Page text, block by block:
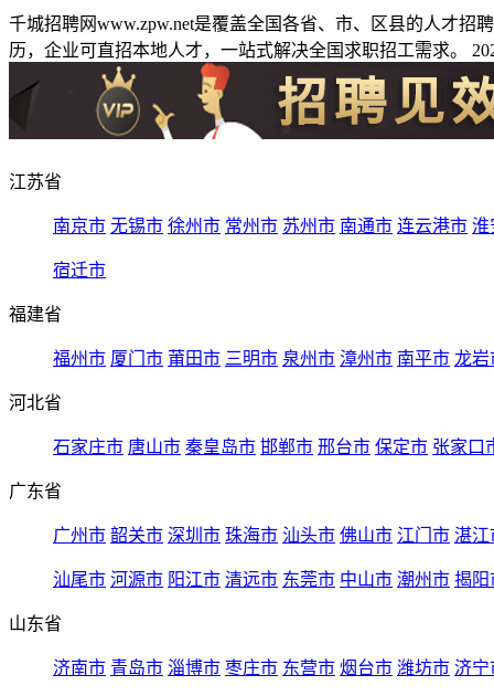
千城招聘网www.zpw.net是覆盖全国各省、市、区县的人才
历，企业可直招本地人才，一站式解决全国求职招工需求。
江苏省
南京市 无锡市 徐州市 常州市 苏州市 南通市 连云港市 淮
宿迁市
福建省
福州市 厦门市 莆田市 三明市 泉州市 漳州市 南平市 龙岩
河北省
石家庄市 唐山市 秦皇岛市 邯郸市 邢台市 保定市 张家口
广东省
广州市 韶关市 深圳市 珠海市 汕头市 佛山市 江门市 湛江
汕尾市 河源市 阳江市 清远市 东莞市 中山市 潮州市 揭阳
山东省
济南市 青岛市 淄博市 枣庄市 东营市 烟台市 潍坊市 济宁